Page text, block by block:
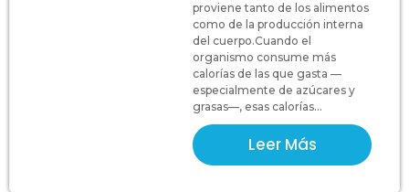
proviene tanto de los alimentos
como de la producción interna
del cuerpo.Cuando el
organismo consume más
calorías de las que gasta —
especialmente de azúcares y
grasas—, esas calorías...
Leer Más